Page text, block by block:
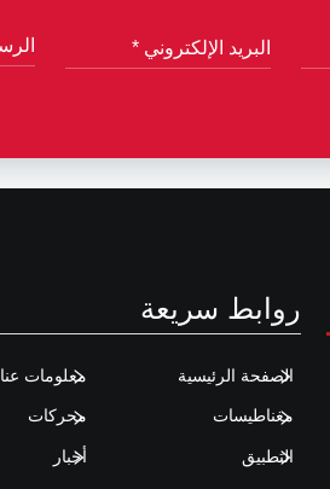
روابط سريعة
الصفحة الرئيسية معلومات عنا
مغناطيسات محركات
التطبيق أخبار